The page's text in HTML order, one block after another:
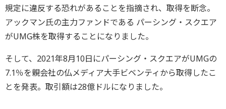
規定に違反する恐れがあることを指摘され、取得を断念。
アックマン氏の主力ファンドである パーシング・スクエア
がUMG株を取得することになりました。
そして、2021年8月10日にパーシング・スクエアがUMGの
7.1％を親会社の仏メディア大手ビベンティから取得したこ
とを発表。取引額は28億ドルになりました。